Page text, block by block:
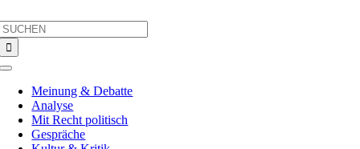
to
content
Toggle
NavigationMeinung & Debatte
Analyse
Mit Recht politisch
Gespräche